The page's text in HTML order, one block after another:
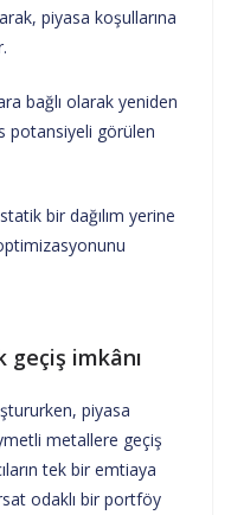
piyasa koşullarına
bağlı olarak yeniden
potansiyeli görülen
bir dağılım yerine
geçiş imkânı
piyasa
metallere geçiş
tek bir emtiaya
odaklı bir portföy